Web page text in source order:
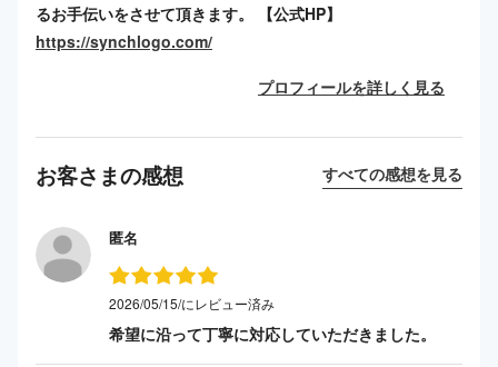
るお手伝いをさせて頂きます。 【公式HP】
https://synchlogo.com/
プロフィールを詳しく見る
お客さまの感想 すべての感想を見る
匿名
2026/05/15/にレビュー済み
希望に沿って丁寧に対応していただきました。